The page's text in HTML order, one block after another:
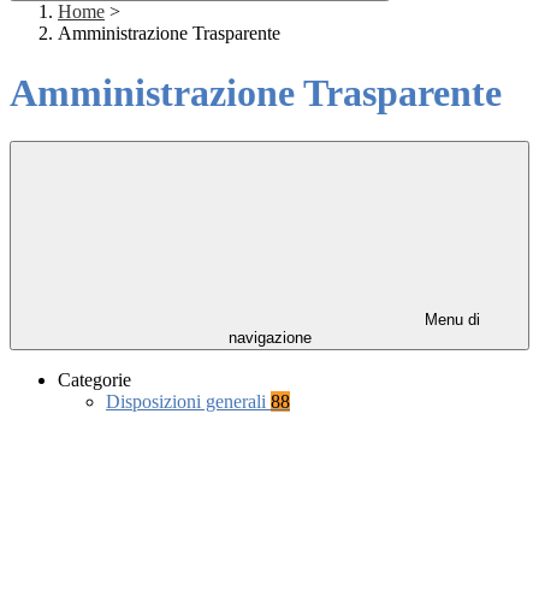
Home >
Amministrazione Trasparente
Amministrazione Trasparente
Menu di
navigazione
Categorie
Disposizioni generali 88